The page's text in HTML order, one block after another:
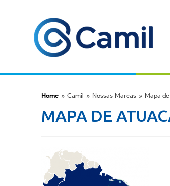
Home » Camil » Nossas Marcas » Mapa
MAPA DE